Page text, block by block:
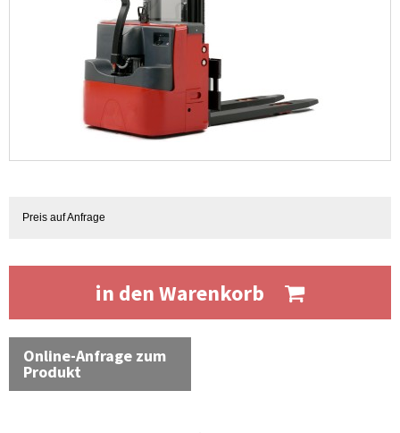
Preis auf Anfrage
in den Warenkorb
Online-Anfrage zum
Produkt